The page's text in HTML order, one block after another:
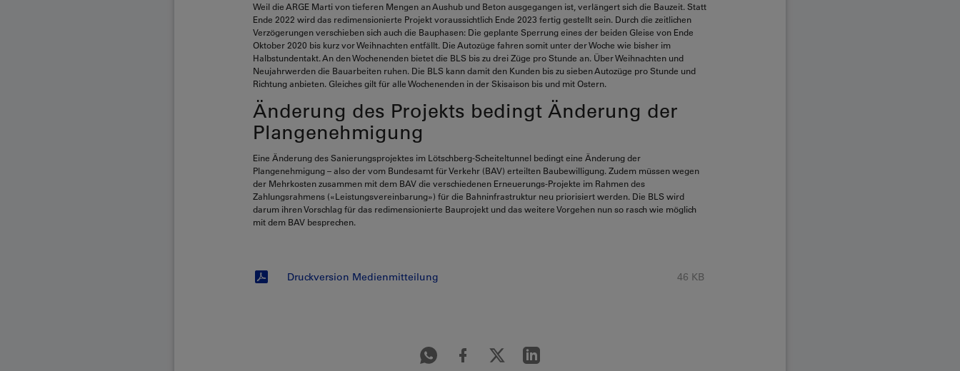
Weil die ARGE Marti von tieferen Mengen an Aushub und Beton ausgegangen ist, verlängert sich die Bauzeit. Statt
Ende 2022 wird das redimensionierte Projekt voraussichtlich Ende 2023 fertig gestellt sein. Durch die zeitlichen
Verzögerungen verschieben sich auch die Bauphasen: Die geplante Sperrung eines der beiden Gleise von Ende
Oktober 2020 bis kurz vor Weihnachten entfällt. Die Autozüge fahren somit unter der Woche wie bisher im
Halbstundentakt. An den Wochenenden bietet die BLS bis zu drei Züge pro Stunde an. Über Weihnachten und
Neujahrwerden die Bauarbeiten ruhen. Die BLS kann damit den Kunden bis zu sieben Autozüge pro Stunde und
Richtung anbieten. Gleiches gilt für alle Wochenenden in der Skisaison bis und mit Ostern.
Änderung des Projekts bedingt Änderung der
Plangenehmigung
Eine Änderung des Sanierungsprojektes im Lötschberg-Scheiteltunnel bedingt eine Änderung der
Plangenehmigung – also der vom Bundesamt für Verkehr (BAV) erteilten Baubewilligung. Zudem müssen wegen
der Mehrkosten zusammen mit dem BAV die verschiedenen Erneuerungs-Projekte im Rahmen des
Zahlungsrahmens («Leistungsvereinbarung») für die Bahninfrastruktur neu priorisiert werden. Die BLS wird
darum ihren Vorschlag für das redimensionierte Bauprojekt und das weitere Vorgehen nun so rasch wie möglich
mit dem BAV besprechen.
46 KB
Druckversion Medienmitteilung